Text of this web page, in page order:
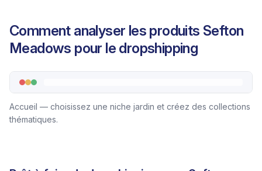
Comment analyser les produits Sefton
Meadows pour le dropshipping
Accueil — choisissez une niche jardin et créez des collections
thématiques.